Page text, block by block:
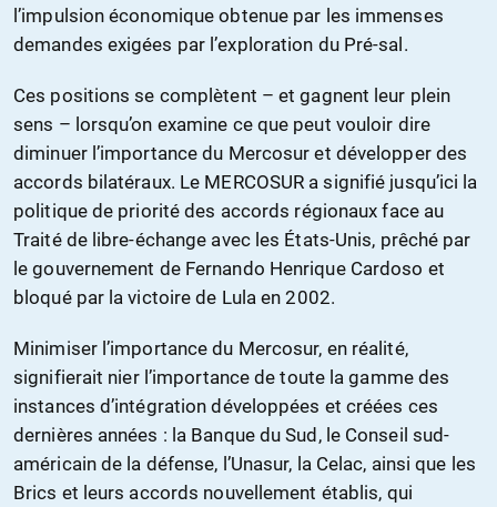
l’impulsion économique obtenue par les immenses
demandes exigées par l’exploration du Pré-sal.
Ces positions se complètent – et gagnent leur plein
sens – lorsqu’on examine ce que peut vouloir dire
diminuer l’importance du Mercosur et développer des
accords bilatéraux. Le MERCOSUR a signifié jusqu’ici la
politique de priorité des accords régionaux face au
Traité de libre-échange avec les États-Unis, prêché par
le gouvernement de Fernando Henrique Cardoso et
bloqué par la victoire de Lula en 2002.
Minimiser l’importance du Mercosur, en réalité,
signifierait nier l’importance de toute la gamme des
instances d’intégration développées et créées ces
dernières années : la Banque du Sud, le Conseil sud-
américain de la défense, l’Unasur, la Celac, ainsi que les
Brics et leurs accords nouvellement établis, qui